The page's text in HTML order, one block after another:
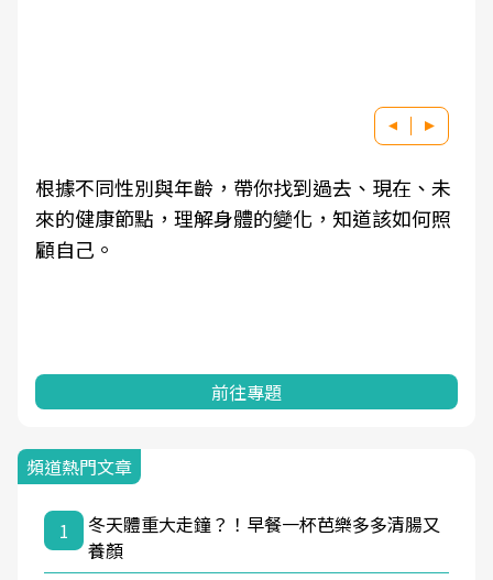
根據不同性別與年齡，帶你找到過去、現在、未
來的健康節點，理解身體的變化，知道該如何照
顧自己。
前往專題
頻道熱門文章
1
冬天體重大走鐘？！早餐一杯芭樂多多清腸又
養顏